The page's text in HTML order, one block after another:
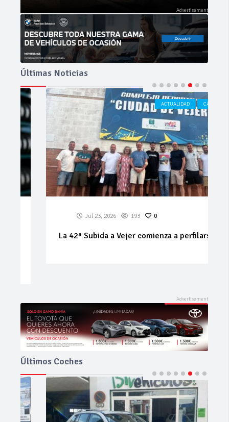
Últimas Noticias
ACTUALIDAD CÁDIZ
Jul 23, 2026 193
La 42ª Subida a Vejer comienza a perfilarse
Últimos Coches